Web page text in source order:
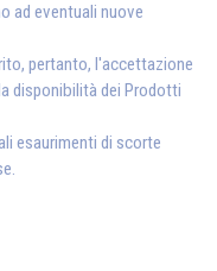
ad eventuali nuove
pertanto, l'accettazione
disponibilità dei Prodotti
esaurimenti di scorte